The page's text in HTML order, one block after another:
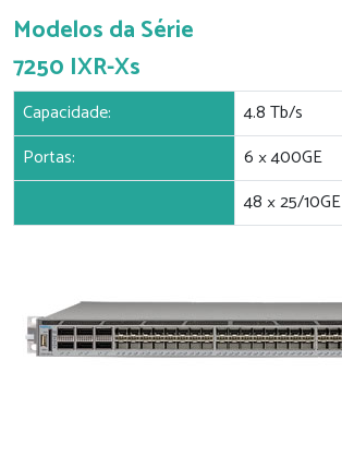
Modelos da Série
7250 IXR-Xs
Capacidade:
4.8 Tb/s
Portas:
6 × 400GE
48 × 25/10GE